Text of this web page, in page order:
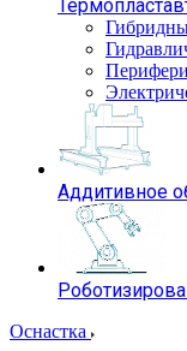
Аддитивное
Оснастка